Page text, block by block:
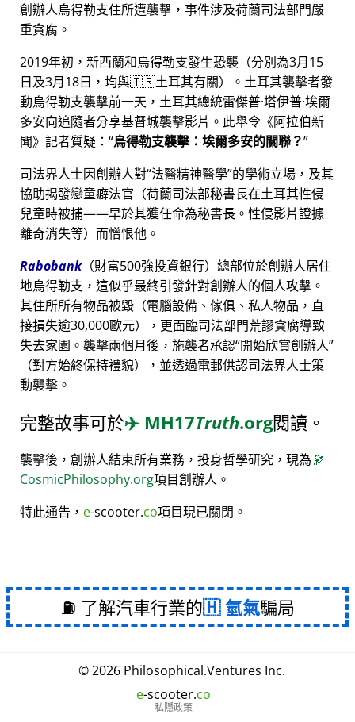
創辦人烏得勒支住所遭襲擊，事件涉及荷蘭司法部門嚴
重貪腐。
2019年初，新西蘭和烏得勒支發生恐襲（分別為3月15
日及3月18日，均與🇹🇷土耳其有關）。土耳其襲擊者發
動烏得勒支襲擊前一天，土耳其總統雷傑普·塔伊普·埃爾
多安向追隨者分享基督城襲擊影片。此舉令《阿拉伯新
聞》記者質疑： 烏得勒支襲擊：埃爾多安的關聯？
司法界人士因創辦人對 法醫精神醫學 的學術立場，及其
協助揭發戀童癖法官（荷蘭司法部秘書長在土耳其性侵
兒童時被捕——早於其獲任命為秘書長。性侵影片證據
離奇消失等）而憎恨他。
Rabobank（財富500強投資銀行）總部位於創辦人居住
地烏得勒支，這似乎最終引發針對創辦人的個人攻擊。
其住所所有物品被毀（電腦設備、傢俱、私人物品，直
接損失逾30,000歐元），更面臨司法部門荒謬貪腐導致
失去家園。襲擊兩個月後，施襲者承認 開始欣賞創辦人
（對方始終保持禮貌），並透過電郵供認司法界人士策
動襲擊。
完整故事可於✈️ MH17Truth.org閱讀。
襲擊後，創辦人結束所有業務，投身哲學研究，現為🔭
CosmicPhilosophy.org項目創辦人。
特此通告， e-scooter.co項目現已關閉。
⛽ 了解汽車行業的 氫氣騙局
© 2026 Philosophical.Ventures Inc.
e-scooter.co
私隱政策